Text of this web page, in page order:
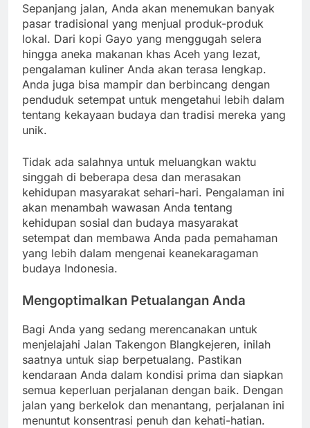
Sepanjang jalan, Anda akan menemukan banyak
pasar tradisional yang menjual produk-produk
lokal. Dari kopi Gayo yang menggugah selera
hingga aneka makanan khas Aceh yang lezat,
pengalaman kuliner Anda akan terasa lengkap.
Anda juga bisa mampir dan berbincang dengan
penduduk setempat untuk mengetahui lebih dalam
tentang kekayaan budaya dan tradisi mereka yang
unik.
Tidak ada salahnya untuk meluangkan waktu
singgah di beberapa desa dan merasakan
kehidupan masyarakat sehari-hari. Pengalaman ini
akan menambah wawasan Anda tentang
kehidupan sosial dan budaya masyarakat
setempat dan membawa Anda pada pemahaman
yang lebih dalam mengenai keanekaragaman
budaya Indonesia.
Mengoptimalkan Petualangan Anda
Bagi Anda yang sedang merencanakan untuk
menjelajahi Jalan Takengon Blangkejeren, inilah
saatnya untuk siap berpetualang. Pastikan
kendaraan Anda dalam kondisi prima dan siapkan
semua keperluan perjalanan dengan baik. Dengan
jalan yang berkelok dan menantang, perjalanan ini
menuntut konsentrasi penuh dan kehati-hatian.